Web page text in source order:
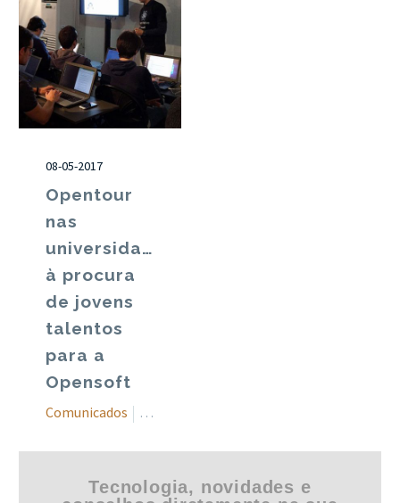
08-05-2017
Opentour
nas
universidades
à procura
de jovens
talentos
para a
Opensoft
Comunicados Eventos
Tecnologia, novidades e